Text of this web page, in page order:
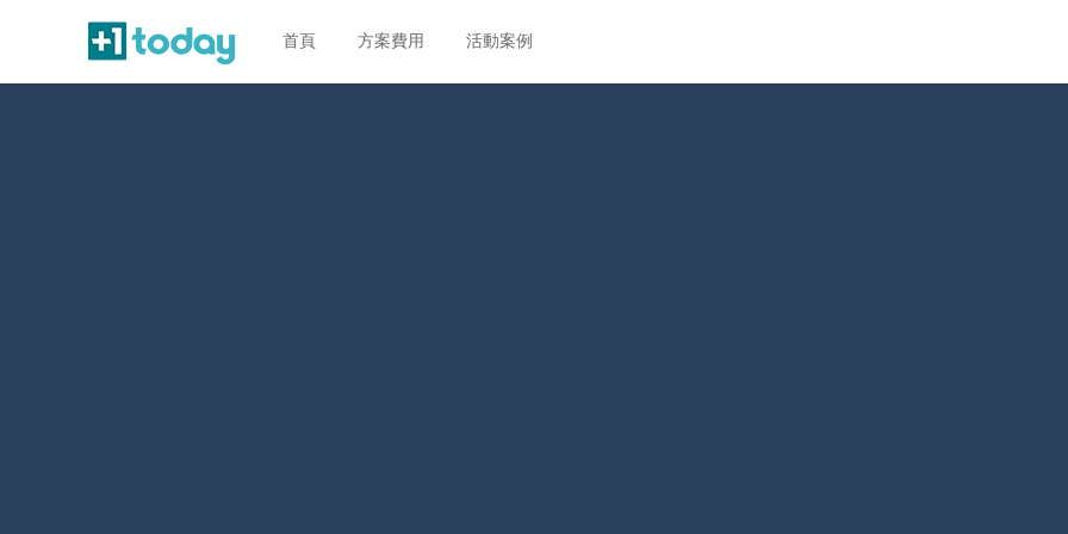
首頁 方案費用 活動案例